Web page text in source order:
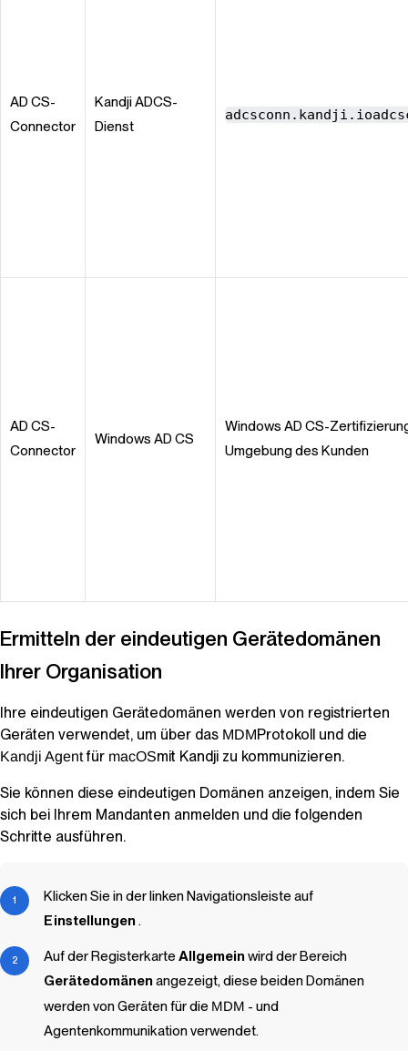
AD CS-
Connector
KandjiADCS-
Dienst
AD CS-
Connector
Windows AD CS
Windows AD CS-
Umgebung des Kunden
Ermitteln der eindeutigen Gerätedomänen
Ihrer Organisation
Ihre eindeutigen Gerätedomänen werden von registrierten
Geräten verwendet, um über das MDMProtokoll und die
Kandji Agentfür macOSmit Kandji zu kommunizieren.
Sie können diese eindeutigen Domänen anzeigen, indem Sie
sich bei Ihrem Mandanten anmelden und die folgenden
Schritte ausführen.
Klicken Sie in der linken Navigationsleiste auf
Einstellungen.
Auf der Registerkarte Allgemeinwird der Bereich
Gerätedomänenangezeigt, diese beiden Domänen
werden von Geräten für die MDM - und
Agentenkommunikation verwendet.